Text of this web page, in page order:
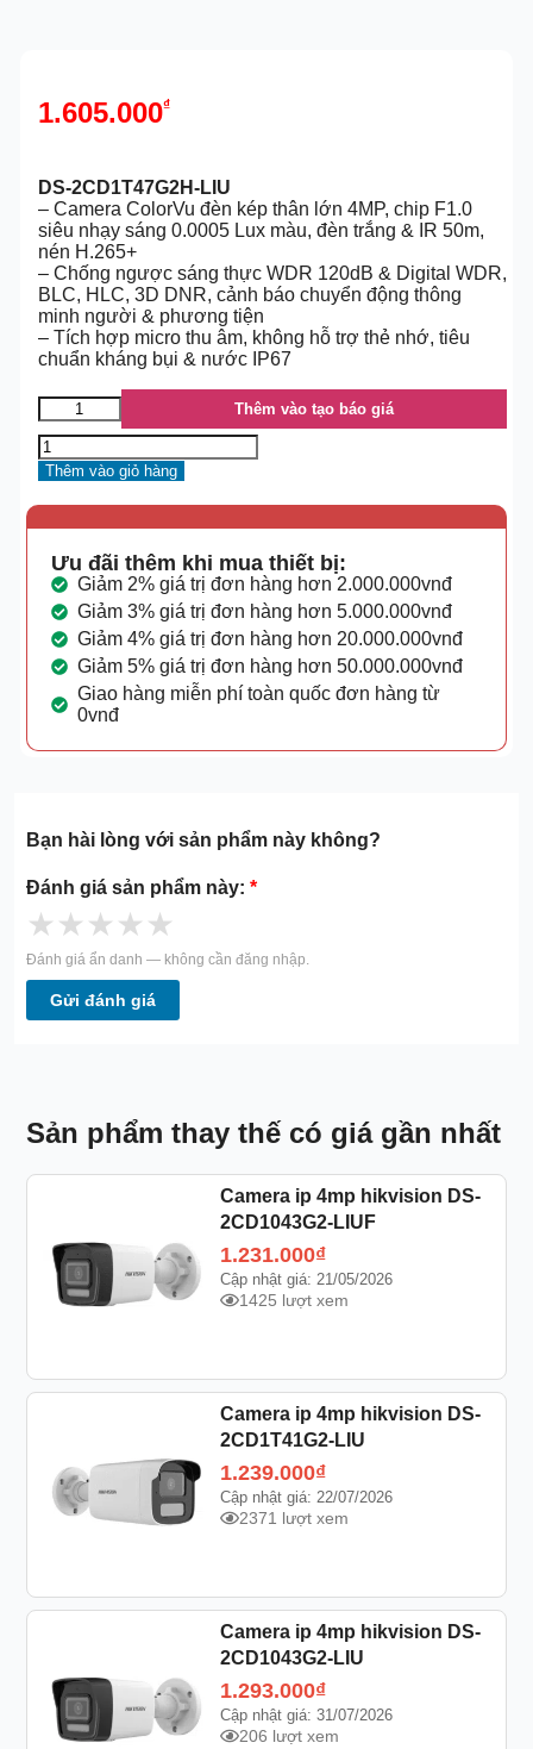
1.605.000₫
DS-2CD1T47G2H-LIU
– Camera ColorVu đèn kép thân lớn 4MP, chip F1.0
siêu nhạy sáng 0.0005 Lux màu, đèn trắng & IR 50m,
nén H.265+
– Chống ngược sáng thực WDR 120dB & Digital WDR,
BLC, HLC, 3D DNR, cảnh báo chuyển động thông
minh người & phương tiện
– Tích hợp micro thu âm, không hỗ trợ thẻ nhớ, tiêu
chuẩn kháng bụi & nước IP67
Thêm vào tạo báo giá
Thêm vào giỏ hàng
Ưu đãi thêm khi mua thiết bị:
Giảm 2% giá trị đơn hàng hơn 2.000.000vnđ
Giảm 3% giá trị đơn hàng hơn 5.000.000vnđ
Giảm 4% giá trị đơn hàng hơn 20.000.000vnđ
Giảm 5% giá trị đơn hàng hơn 50.000.000vnđ
Giao hàng miễn phí toàn quốc đơn hàng từ
0vnđ
Bạn hài lòng với sản phẩm này không?
Đánh giá sản phẩm này:*
★★★★★
Đánh giá ẩn danh — không cần đăng nhập.
Gửi đánh giá
Sản phẩm thay thế có giá gần nhất
Camera ip 4mp hikvision DS-
2CD1043G2-LIUF
1.231.000₫
Cập nhật giá: 21/05/2026
1425 lượt xem
Camera ip 4mp hikvision DS-
2CD1T41G2-LIU
1.239.000₫
Cập nhật giá: 22/07/2026
2371 lượt xem
Camera ip 4mp hikvision DS-
2CD1043G2-LIU
1.293.000₫
Cập nhật giá: 31/07/2026
206 lượt xem